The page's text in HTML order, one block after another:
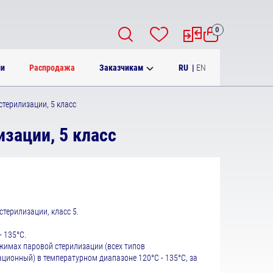
Распродажа Заказчикам RU | EN
0
5 класс
5 класс
класс 5.
паровой стерилизации (всех типов
в температурном диапазоне 120°С - 135°С, за